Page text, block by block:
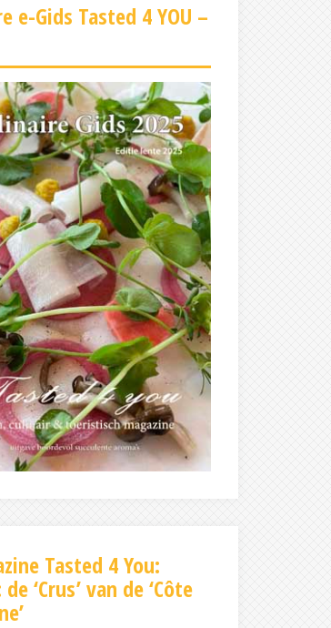
e-Gids Tasted 4 YOU –
Tasted 4 You:
‘Crus’ van de ‘Côte